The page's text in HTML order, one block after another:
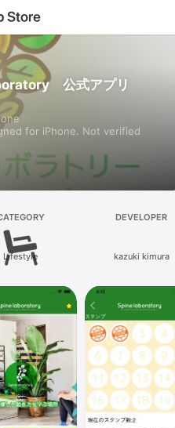
公式アプリ
for iPhone. Not verified
Lifestyle
DEVELOPER
kazuki kimura